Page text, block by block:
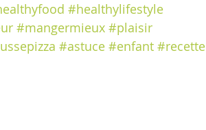
#healthylifestyle
#mangermieux #plaisir
#astuce #enfant #recette